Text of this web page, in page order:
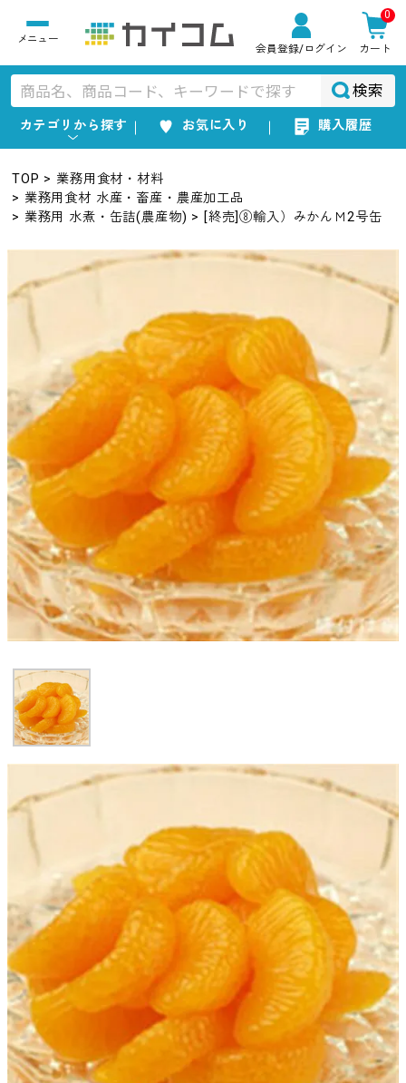
会員登録/ログイン
0
カート
検索
カテゴリから探す お気に入り 購入履歴
TOP
業務用食材・材料
業務用食材 水産・畜産・農産加工品
業務用 水煮・缶詰(農産物)
[終売]⑧輸入）みかんＭ2号缶